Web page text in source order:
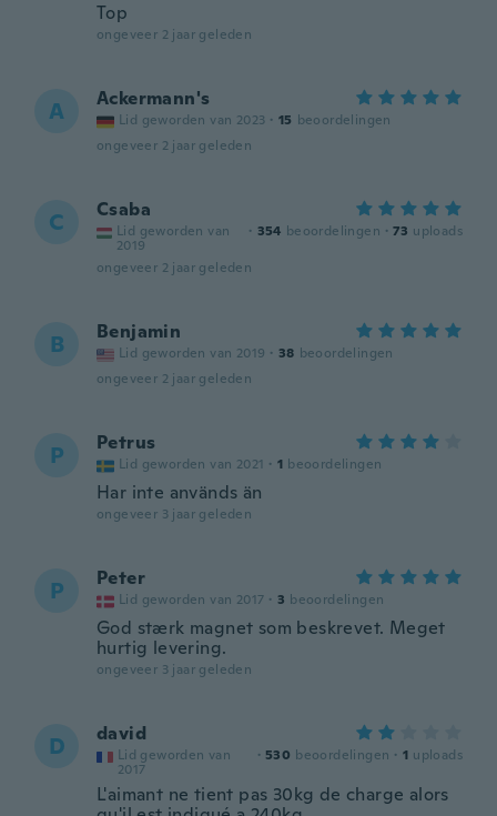
Top
ongeveer 2 jaar geleden
A Ackermann's
Lid geworden van 2023 · 15 beoordelingen
ongeveer 2 jaar geleden
C Csaba
Lid geworden van
2019
· 354 beoordelingen · 73 uploads
ongeveer 2 jaar geleden
B Benjamin
Lid geworden van 2019 · 38 beoordelingen
ongeveer 2 jaar geleden
P Petrus
Lid geworden van 2021 · 1 beoordelingen
Har inte används än
ongeveer 3 jaar geleden
P Peter
Lid geworden van 2017 · 3 beoordelingen
God stærk magnet som beskrevet. Meget
hurtig levering.
ongeveer 3 jaar geleden
D david
Lid geworden van
2017
· 530 beoordelingen · 1 uploads
L'aimant ne tient pas 30kg de charge alors